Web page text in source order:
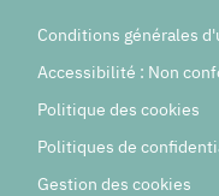
Conditions générales
Accessibilité : Non
Politique des cookies
Politiques de
Gestion des cookies